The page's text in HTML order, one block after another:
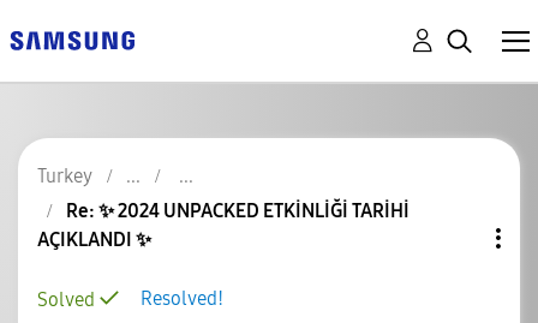
Turkey
Re: ✨️ 2024 UNPACKED ETKİNLİĞİ TARİHİ
AÇIKLANDI ✨️
Resolved!
Solved